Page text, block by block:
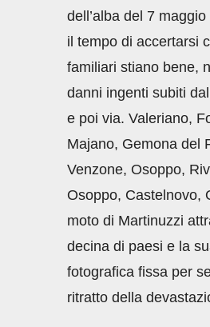
dell’alba del 7
il tempo di accertarsi
familiari stiano bene,
danni ingenti subiti
e poi via. Valeriano,
Majano, Gemona del
Venzone, Osoppo,
Osoppo, Castelnovo,
moto di Martinuzzi
decina di paesi e la
fotografica fissa per
ritratto della